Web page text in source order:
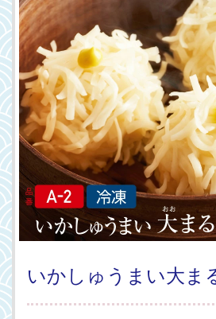
いかしゅうまい大ま